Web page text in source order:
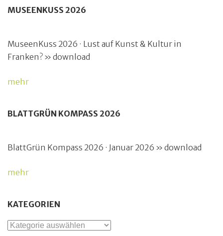
MUSEENKUSS 2026
MuseenKuss 2026 · Lust auf Kunst & Kultur in
Franken? » download
mehr
BLATTGRÜN KOMPASS 2026
BlattGrün Kompass 2026 · Januar 2026 » download
mehr
KATEGORIEN
Kategorien